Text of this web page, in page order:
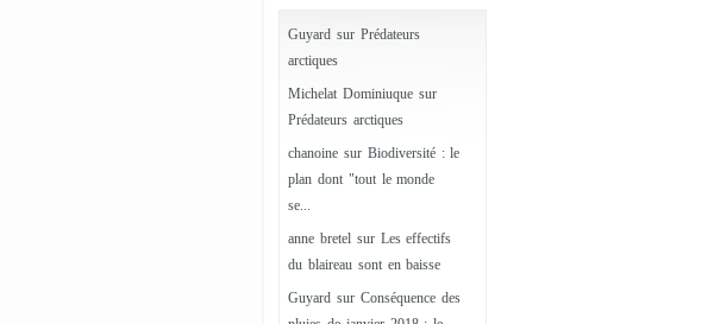
Guyard sur Prédateurs
arctiques
Michelat Dominiuquesur
Prédateurs arctiques
chanoine sur Biodiversité : le
plan dont "tout le monde
se...
anne bretelsur Les effectifs
du blaireau sont en baisse
Guyard sur Conséquence des